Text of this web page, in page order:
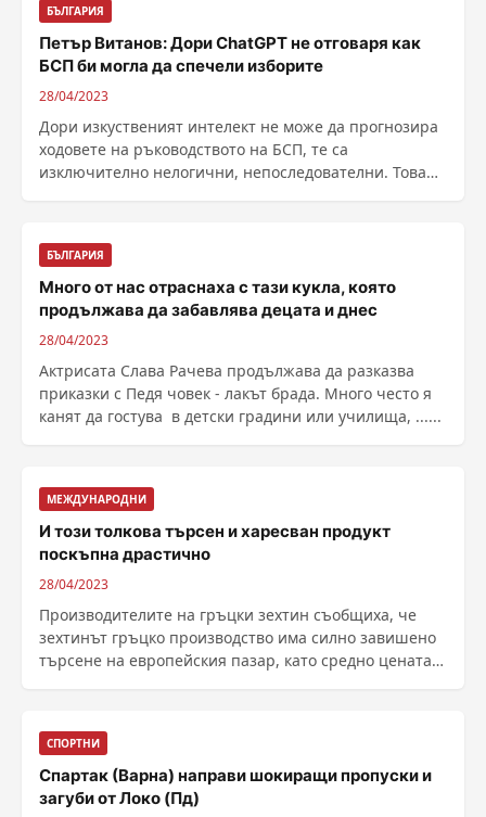
БЪЛГАРИЯ
Петър Витанов: Дори ChatGPT не отговаря как
БСП би могла да спечели изборите
28/04/2023
Дори изкуственият интелект не може да прогнозира
ходовете на ръководството на БСП, те са
изключително нелогични, непоследователни. Това
БЪЛГАРИЯ
Много от нас отраснаха с тази кукла, която
продължава да забавлява децата и днес
28/04/2023
Актрисата Слава Рачева продължава да разказва
приказки с Педя човек - лакът брада. Много често я
канят да гостува в детски градини или училища, ......
МЕЖДУНАРОДНИ
И този толкова търсен и харесван продукт
поскъпна драстично
28/04/2023
Производителите на гръцки зехтин съобщиха, че
зехтинът гръцко производство има силно завишено
търсене на европейския пазар, като средно цената
СПОРТНИ
Спартак (Варна) направи шокиращи пропуски и
загуби от Локо (Пд)